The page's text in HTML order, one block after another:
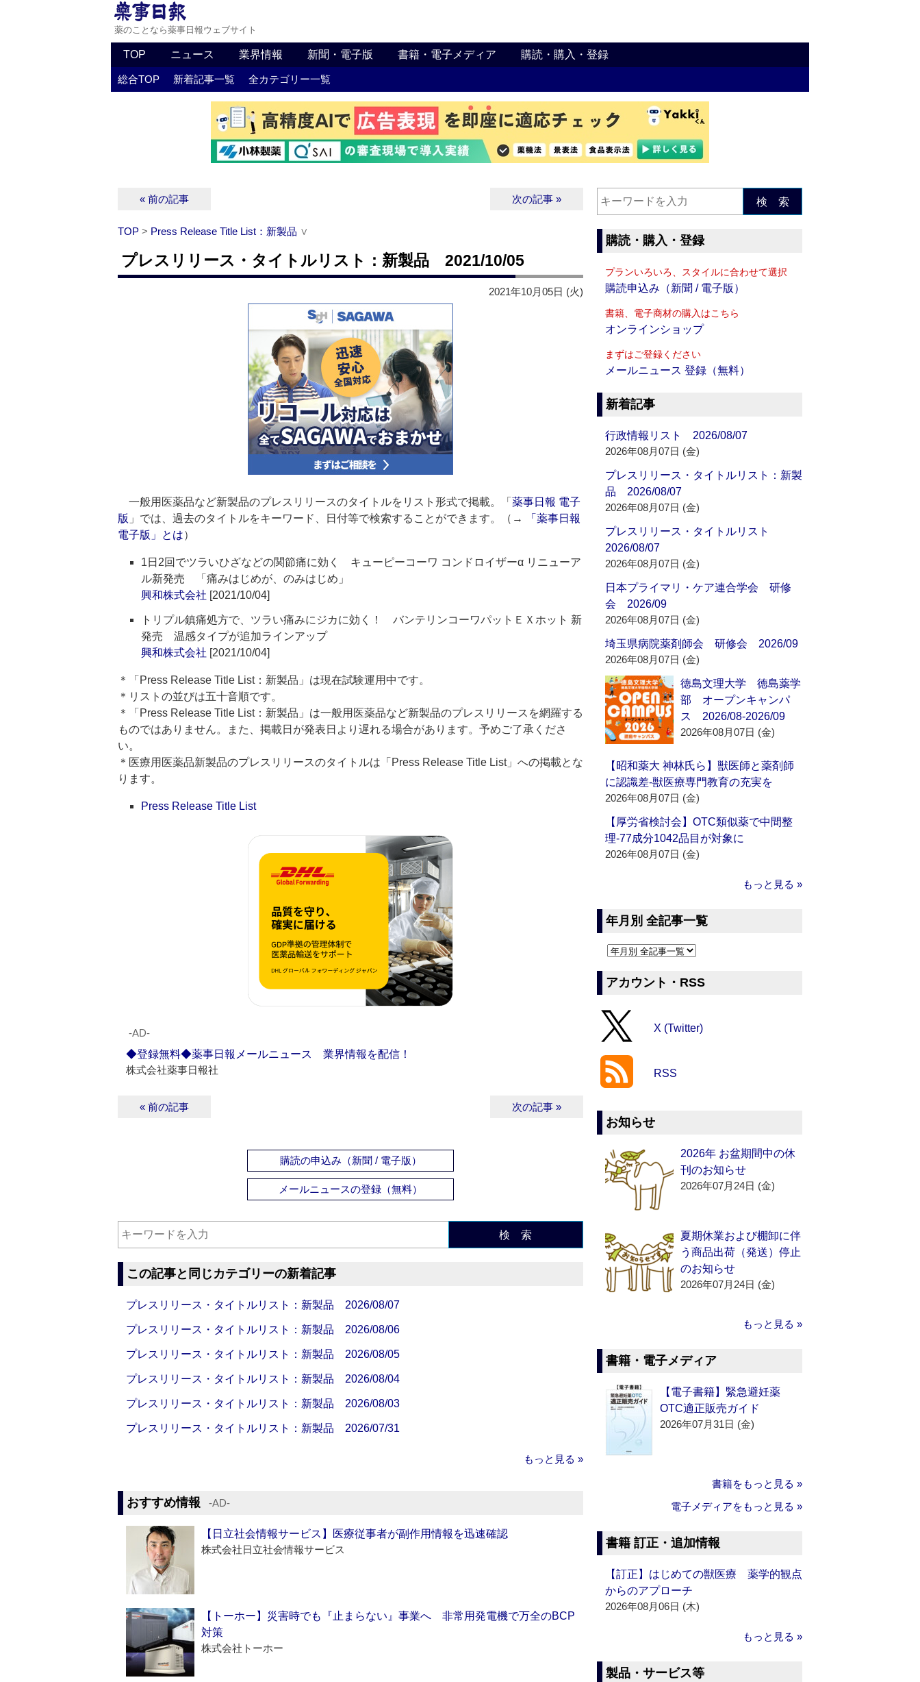
薬のことなら薬事日報ウェブサイト
TOP ニュース 業界情報 新聞・電子版 書籍・電子メディア 購読・購入・登録
総合TOP 新着記事一覧 全カテゴリー一覧
« 前の記事 次の記事 »
TOP > Press Release Title List：新製品 ∨
プレスリリース・タイトルリスト：新製品 2021/10/05
2021年10月05日 (火)
一般用医薬品など新製品のプレスリリースのタイトルをリスト形式で掲載。「 薬事日報 電子
版 」では、過去のタイトルをキーワード、日付等で検索することができます。（→
「薬事日報
電子版」とは）
1日2回でツラいひざなどの関節痛に効く キューピーコーワ コンドロイザーα リニューア
ル新発売 「痛みはじめが、のみはじめ」
興和株式会社 [2021/10/04]
トリプル鎮痛処方で、ツラい痛みにジカに効く！ バンテリンコーワパットＥＸホット 新
発売 温感タイプが追加ラインアップ
興和株式会社 [2021/10/04]
＊「Press Release Title List：新製品」は現在試験運用中です。
＊リストの並びは五十音順です。
＊「Press Release Title List：新製品」は一般用医薬品など新製品のプレスリリースを網羅する
ものではありません。また、掲載日が発表日より遅れる場合があります。予めご了承くださ
い。
＊医療用医薬品新製品のプレスリリースのタイトルは「Press Release Title List」への掲載とな
ります。
Press Release Title List
‐AD‐
◆登録無料◆薬事日報メールニュース 業界情報を配信！
株式会社薬事日報社
« 前の記事 次の記事 »
購読の申込み（新聞 / 電子版）
メールニュースの登録（無料）
検 索
この記事と同じカテゴリーの新着記事
プレスリリース・タイトルリスト：新製品 2026/08/07
プレスリリース・タイトルリスト：新製品 2026/08/06
プレスリリース・タイトルリスト：新製品 2026/08/05
プレスリリース・タイトルリスト：新製品 2026/08/04
プレスリリース・タイトルリスト：新製品 2026/08/03
プレスリリース・タイトルリスト：新製品 2026/07/31
もっと見る »
おすすめ情報 ‐AD‐
【日立社会情報サービス】医療従事者が副作用情報を迅速確認
株式会社日立社会情報サービス
【トーホー】災害時でも『止まらない』事業へ 非常用発電機で万全のBCP
対策
株式会社トーホー
検 索
購読・購入・登録
プランいろいろ、スタイルに合わせて選択
購読申込み（新聞 / 電子版）
書籍、電子商材の購入はこちら
オンラインショップ
まずはご登録ください
メールニュース 登録（無料）
新着記事
行政情報リスト 2026/08/07
2026年08月07日 (金)
プレスリリース・タイトルリスト：新製
品 2026/08/07
2026年08月07日 (金)
プレスリリース・タイトルリスト
2026/08/07
2026年08月07日 (金)
日本プライマリ・ケア連合学会 研修
会 2026/09
2026年08月07日 (金)
埼玉県病院薬剤師会 研修会 2026/09
2026年08月07日 (金)
徳島文理大学 徳島薬学
部 オープンキャンパ
ス 2026/08-2026/09
2026年08月07日 (金)
【昭和薬大 神林氏ら】獣医師と薬剤師
に認識差‐獣医療専門教育の充実を
2026年08月07日 (金)
【厚労省検討会】OTC類似薬で中間整
理‐77成分1042品目が対象に
2026年08月07日 (金)
もっと見る »
年月別 全記事一覧
アカウント・RSS
X (Twitter)
RSS
お知らせ
2026年 お盆期間中の休
刊のお知らせ
2026年07月24日 (金)
夏期休業および棚卸に伴
う商品出荷（発送）停止
のお知らせ
2026年07月24日 (金)
もっと見る »
書籍・電子メディア
【電子書籍】緊急避妊薬
OTC適正販売ガイド
2026年07月31日 (金)
書籍をもっと見る »
電子メディアをもっと見る »
書籍 訂正・追加情報
【訂正】はじめての獣医療 薬学的観点
からのアプローチ
2026年08月06日 (木)
もっと見る »
製品・サービス等